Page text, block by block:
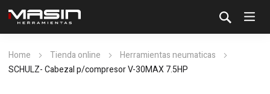
Home Tienda online
Herramientas neumaticas
SCHULZ- Cabezal p/compresor V-30MAX 7.5HP